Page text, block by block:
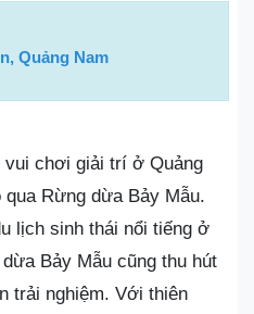
Quảng Nam
vui chơi giải trí ở Quảng
Rừng dừa Bảy Mẫu.
lịch sinh thái nổi tiếng ở
Bảy Mẫu cũng thu hút
trải nghiệm. Với thiên